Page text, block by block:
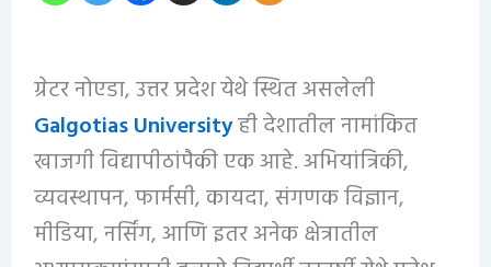
ग्रेटर नोएडा, उत्तर प्रदेश येथे स्थित असलेली
Galgotias Universityही देशातील नामांकित
खाजगी विद्यापीठांपैकी एक आहे. अभियांत्रिकी,
व्यवस्थापन, फार्मसी, कायदा, संगणक विज्ञान,
मीडिया, नर्सिंग, आणि इतर अनेक क्षेत्रातील